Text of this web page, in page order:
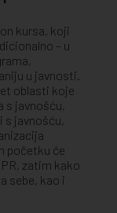
kursa, koji
– u
u javnosti.
oblasti koje
s javnošću,
javnošću,
početku će
zatim kako
sebe, kao i